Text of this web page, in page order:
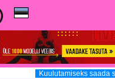
Kuulutamiseks saada